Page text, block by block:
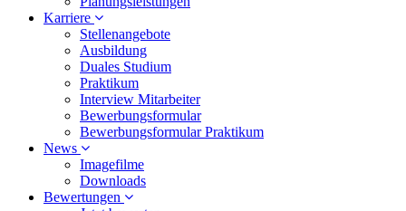
Karriere
Stellenangebote
Ausbildung
Duales Studium
Praktikum
Interview Mitarbeiter
Bewerbungsformular
Bewerbungsformular Praktikum
News
Imagefilme
Downloads
Bewertungen